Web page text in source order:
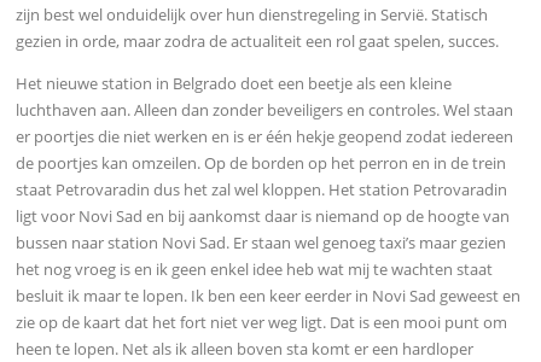
zijn best wel onduidelijk over hun dienstregeling in Servië. Statisch
gezien in orde, maar zodra de actualiteit een rol gaat spelen, succes.
Het nieuwe station in Belgrado doet een beetje als een kleine
luchthaven aan. Alleen dan zonder beveiligers en controles. Wel staan
er poortjes die niet werken en is er één hekje geopend zodat iedereen
de poortjes kan omzeilen. Op de borden op het perron en in de trein
staat Petrovaradin dus het zal wel kloppen. Het station Petrovaradin
ligt voor Novi Sad en bij aankomst daar is niemand op de hoogte van
bussen naar station Novi Sad. Er staan wel genoeg taxi’s maar gezien
het nog vroeg is en ik geen enkel idee heb wat mij te wachten staat
besluit ik maar te lopen. Ik ben een keer eerder in Novi Sad geweest en
zie op de kaart dat het fort niet ver weg ligt. Dat is een mooi punt om
heen te lopen. Net als ik alleen boven sta komt er een hardloper